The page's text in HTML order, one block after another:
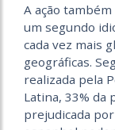
A ação
um segundo
cada vez mais
geográficas.
realizada pela
Latina, 33% da
prejudicada